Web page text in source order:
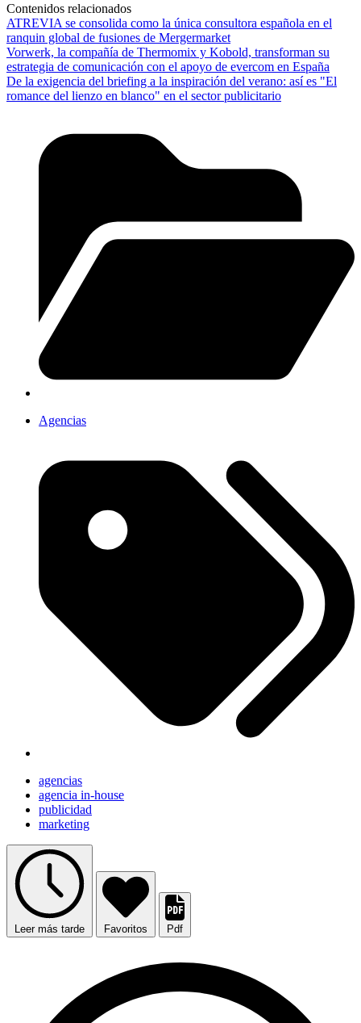
Contenidos relacionados
ATREVIA se consolida como la única consultora española en el
ranquin global de fusiones de Mergermarket
Vorwerk, la compañía de Thermomix y Kobold, transforman su
estrategia de comunicación con el apoyo de evercom en España
De la exigencia del briefing a la inspiración del verano: así es "El
romance del lienzo en blanco" en el sector publicitario
Agencias
agencias
agencia in-house
publicidad
marketing
Leer más tarde Favoritos Pdf